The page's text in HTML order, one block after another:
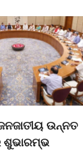
ଉନ୍ନତ
ଶୁଭାରମ୍ଭ